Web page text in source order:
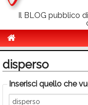
Il BLOG pubblico
Politica
Sport
disperso
Inserisci quello che